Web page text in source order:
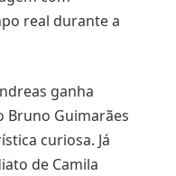
real durante a
ganha
Bruno Guimarães
curiosa. Já
de Camila